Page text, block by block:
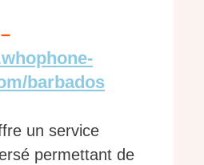
barbados
un service
permettant de